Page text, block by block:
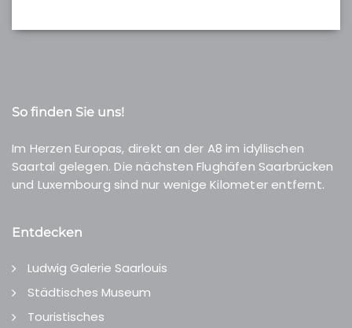
So finden Sie uns!
Im Herzen Europas, direkt an der A8 im idyllischen
Saartal gelegen. Die nächsten Flughäfen Saarbrücken
und Luxembourg sind nur wenige Kilometer entfernt.
Entdecken
Ludwig Galerie Saarlouis
Städtisches Museum
Touristisches